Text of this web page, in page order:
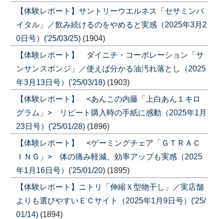
【体験レポート】サントリーウエルネス「セサミンバ
イタル」／飲み続けるのをやめると実感（2025年3月2
0日号）('25/03/25) (1904)
【体験レポート】 ダイニチ・コーポレーション「サ
ンサンスポンジ」／使えば分かる油汚れ落とし（2025
年3月13日号）('25/03/18) (1903)
【体験レポート】 <あんこの内藤「上白あん１キロ
グラム」> リピート購入時の手紙に感動（2025年1月
23日号）('25/01/28) (1896)
【体験レポート】 <ゲーミングチェア「ＧＴＲＡＣ
ＩＮＧ」> 体の痛み軽減、効率アップも実感（2025
年1月16日号）('25/01/20) (1895)
【体験レポート】ニトリ「伸縮Ｘ型物干し」／実店舗
よりも選びやすいＥＣサイト（2025年1月9日号）('25/
01/14) (1894)